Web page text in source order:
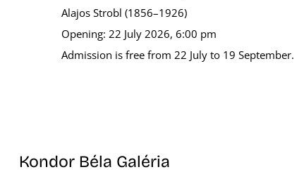
Alajos Strobl (1856–1926)
Opening: 22 July 2026, 6:00 pm
Admission is free from 22 July to 19 September.
Kondor Béla Galéria